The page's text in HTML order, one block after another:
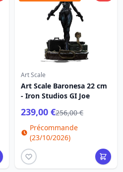
Art Scale
Art Scale Baronesa 22 cm
- Iron Studios GI Joe
239,00 €256,00 €
Précommande
(23/10/2026)